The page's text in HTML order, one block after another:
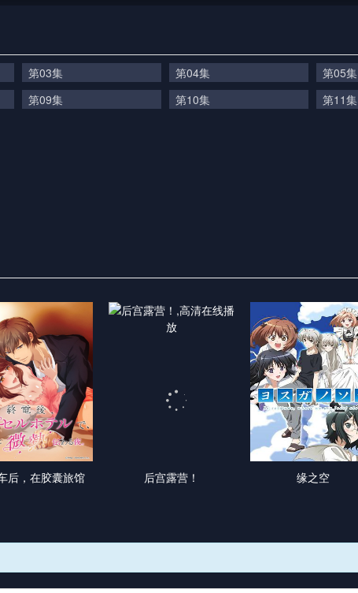
第03集 第04集 第05集
第09集
第10集 第11集
后，在胶囊旅馆 后宫露营！ 缘之空